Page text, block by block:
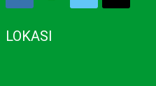
LOKASI